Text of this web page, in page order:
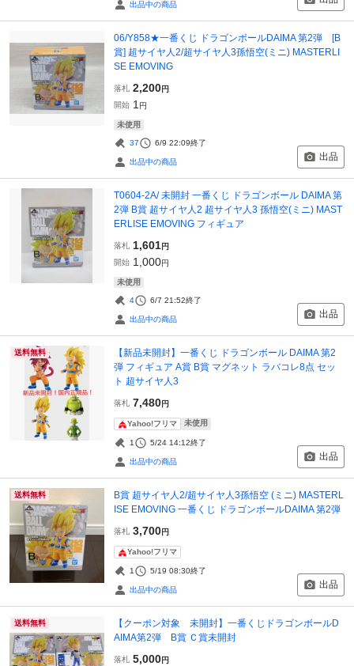
出品中の商品
06/Y858★一番くじ ドラゴンボールDAIMA 第2弾 [B
賞] 超サイヤ人2/超サイヤ人3孫悟空(ミニ) MASTERLI
SE EMOVING
落札 2,200円
開始 1 円
未使用
37 6/9 22:09終了
出品中の商品 出品
T0604-2A/ 未開封 一番くじ ドラゴンボール DAIMA 第
2弾 B賞 超サイヤ人2 超サイヤ人3 孫悟空(ミニ) MAST
ERLISE EMOVING フィギュア
落札 1,601円
開始 1,000円
未使用
4 6/7 21:52終了
出品中の商品 出品
送料無料
【新品未開封】一番くじ ドラゴンボール DAIMA 第2
弾 フィギュア A賞 B賞 マグネット ラバコレ8点 セッ
ト 超サイヤ人3
落札 7,480円
Yahoo!フリマ 未使用
1 5/24 14:12終了
出品中の商品 出品
送料無料
B賞 超サイヤ人2/超サイヤ人3孫悟空 (ミニ) MASTERL
ISE EMOVING 一番くじ ドラゴンボールDAIMA 第2弾
落札 3,700円
Yahoo!フリマ
1 5/19 08:30終了
出品中の商品 出品
送料無料
【クーポン対象 未開封】一番くじドラゴンボールD
AIMA第2弾 B賞 Ｃ賞未開封
落札 5,000円